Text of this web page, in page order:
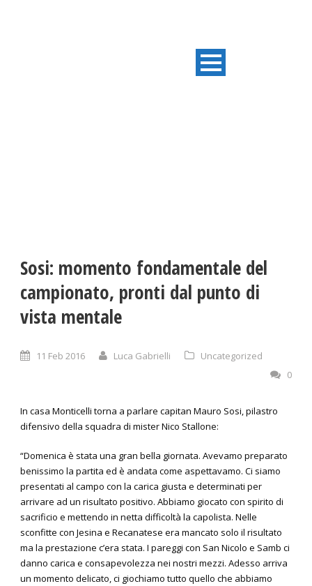
Sosi: momento fondamentale del
campionato, pronti dal punto di
vista mentale
11 Feb 2016 Luca Gabrielli
Uncategorized
0
In casa Monticelli torna a parlare capitan Mauro Sosi, pilastro
difensivo della squadra di mister Nico Stallone:
“Domenica è stata una gran bella giornata. Avevamo preparato
benissimo la partita ed è andata come aspettavamo. Ci siamo
presentati al campo con la carica giusta e determinati per
arrivare ad un risultato positivo. Abbiamo giocato con spirito di
sacrificio e mettendo in netta difficoltà la capolista. Nelle
sconfitte con Jesina e Recanatese era mancato solo il risultato
ma la prestazione c’era stata. I pareggi con San Nicolo e Samb ci
danno carica e consapevolezza nei nostri mezzi. Adesso arriva
un momento delicato, ci giochiamo tutto quello che abbiamo